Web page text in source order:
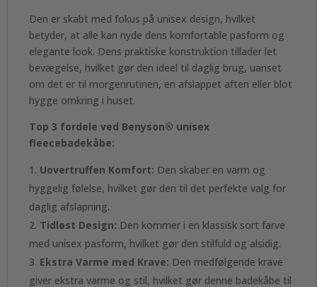
Den er skabt med fokus på unisex design, hvilket
betyder, at alle kan nyde dens komfortable pasform og
elegante look. Dens praktiske konstruktion tillader let
bevægelse, hvilket gør den ideel til daglig brug, uanset
om det er til morgenrutinen, en afslappet aften eller blot
hygge omkring i huset.
Top 3 fordele ved Benyson® unisex
fleecebadekåbe:
Uovertruffen Komfort: Den skaber en varm og
hyggelig følelse, hvilket gør den til det perfekte valg for
daglig afslapning.
Tidløst Design: Den kommer i en klassisk sort farve
med unisex pasform, hvilket gør den stilfuld og alsidig.
Ekstra Varme med Krave: Den medfølgende krave
giver ekstra varme og stil, hvilket gør denne badekåbe til